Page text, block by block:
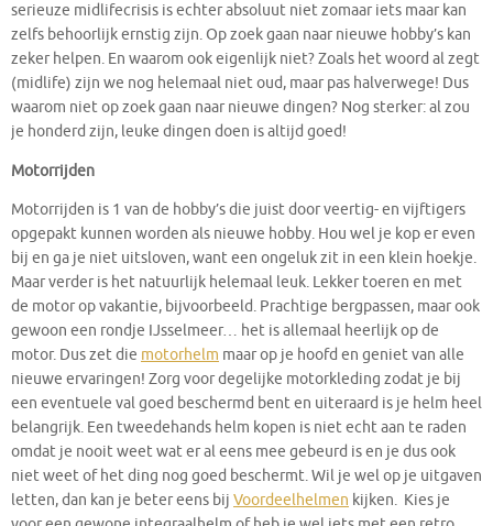
serieuze midlifecrisis is echter absoluut niet zomaar iets maar kan
zelfs behoorlijk ernstig zijn. Op zoek gaan naar nieuwe hobby’s kan
zeker helpen. En waarom ook eigenlijk niet? Zoals het woord al zegt
(midlife) zijn we nog helemaal niet oud, maar pas halverwege! Dus
waarom niet op zoek gaan naar nieuwe dingen? Nog sterker: al zou
je honderd zijn, leuke dingen doen is altijd goed!
Motorrijden
Motorrijden is 1 van de hobby’s die juist door veertig- en vijftigers
opgepakt kunnen worden als nieuwe hobby. Hou wel je kop er even
bij en ga je niet uitsloven, want een ongeluk zit in een klein hoekje.
Maar verder is het natuurlijk helemaal leuk. Lekker toeren en met
de motor op vakantie, bijvoorbeeld. Prachtige bergpassen, maar ook
gewoon een rondje IJsselmeer… het is allemaal heerlijk op de
motor. Dus zet die motorhelm maar op je hoofd en geniet van alle
nieuwe ervaringen! Zorg voor degelijke motorkleding zodat je bij
een eventuele val goed beschermd bent en uiteraard is je helm heel
belangrijk. Een tweedehands helm kopen is niet echt aan te raden
omdat je nooit weet wat er al eens mee gebeurd is en je dus ook
niet weet of het ding nog goed beschermt. Wil je wel op je uitgaven
letten, dan kan je beter eens bij Voordeelhelmen kijken. Kies je